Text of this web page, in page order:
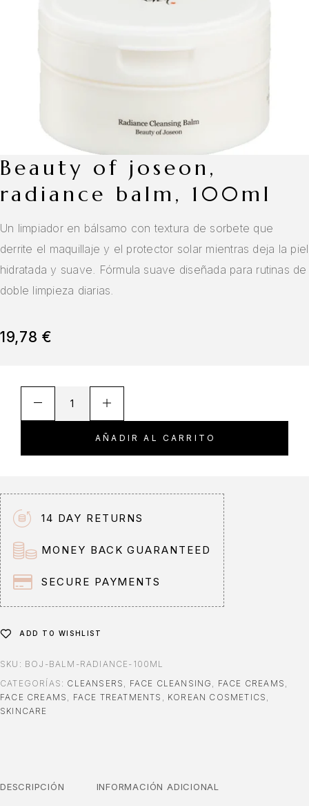
beauty of joseon,
radiance balm, 100ml
Un limpiador en bálsamo con textura de sorbete que
derrite el maquillaje y el protector solar mientras deja la piel
hidratada y suave. Fórmula suave diseñada para rutinas de
doble limpieza diarias.
19,78 €
AÑADIR AL CARRITO
a
t
i
v
e
:
14 DAY RETURNS
MONEY BACK GUARANTEED
SECURE PAYMENTS
ADD TO WISHLIST
SKU: BOJ-BALM-RADIANCE-100ML
CATEGORÍAS: CLEANSERS , FACE CLEANSING , FACE CREAMS ,
FACE CREAMS , FACE TREATMENTS , KOREAN COSMETICS ,
SKINCARE
DESCRIPCIÓN INFORMACIÓN ADICIONAL